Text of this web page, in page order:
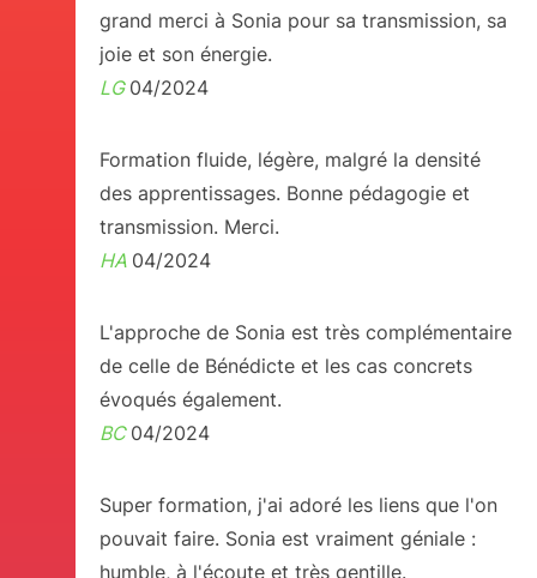
grand merci à Sonia pour sa transmission, sa
joie et son énergie.
LG 04/2024
Formation fluide, légère, malgré la densité
des apprentissages. Bonne pédagogie et
transmission. Merci.
HA 04/2024
L'approche de Sonia est très complémentaire
de celle de Bénédicte et les cas concrets
évoqués également.
BC 04/2024
Super formation, j'ai adoré les liens que l'on
pouvait faire. Sonia est vraiment géniale :
humble, à l'écoute et très gentille.